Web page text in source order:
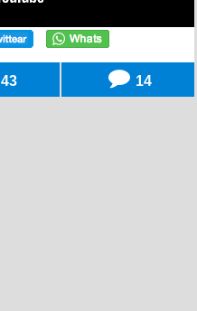
43 14